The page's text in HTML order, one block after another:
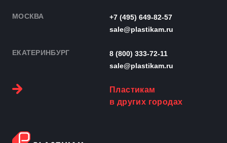
МОСКВА
+7 (495) 649-82-57
sale@plastikam.ru
ЕКАТЕРИНБУРГ
8 (800) 333-72-11
sale@plastikam.ru
Пластикам
в других городах